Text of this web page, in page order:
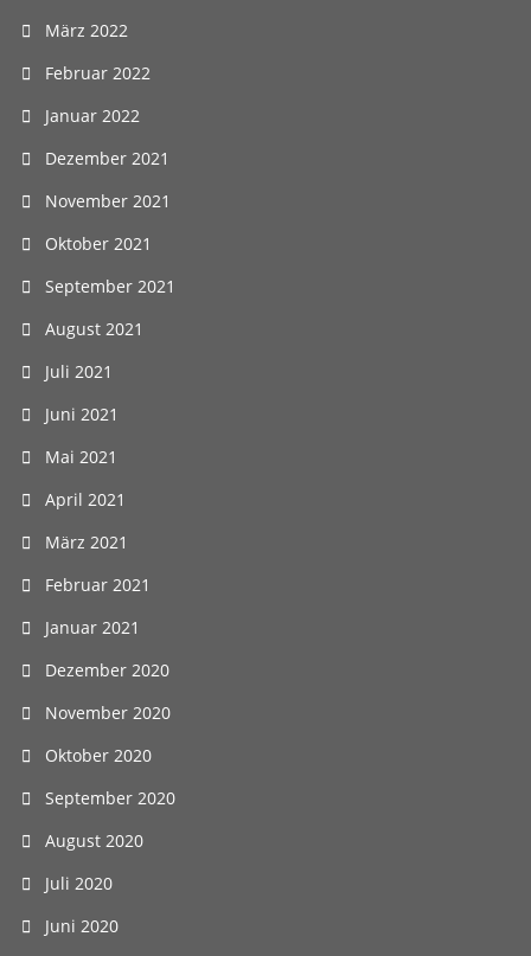
März 2022
Februar 2022
Januar 2022
Dezember 2021
November 2021
Oktober 2021
September 2021
August 2021
Juli 2021
Juni 2021
Mai 2021
April 2021
März 2021
Februar 2021
Januar 2021
Dezember 2020
November 2020
Oktober 2020
September 2020
August 2020
Juli 2020
Juni 2020